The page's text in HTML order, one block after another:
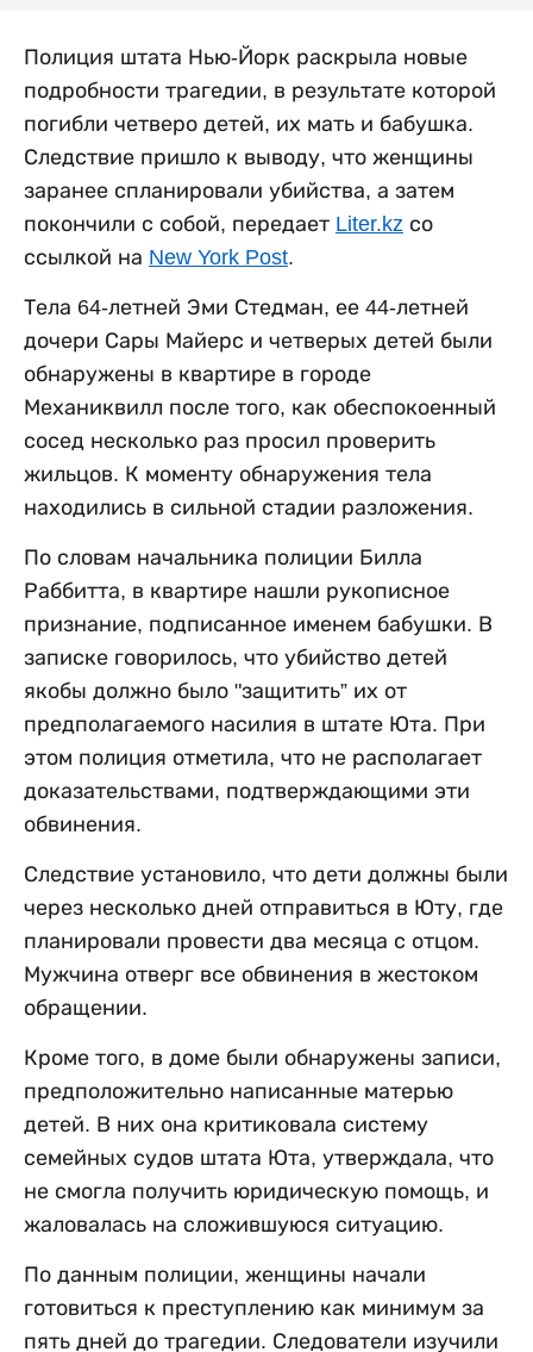
Полиция штата Нью-Йорк раскрыла новые
подробности трагедии, в результате которой
погибли четверо детей, их мать и бабушка.
Следствие пришло к выводу, что женщины
заранее спланировали убийства, а затем
покончили с собой, передает Liter.kz со
ссылкой на New York Post.
Тела 64-летней Эми Стедман, ее 44-летней
дочери Сары Майерс и четверых детей были
обнаружены в квартире в городе
Механиквилл после того, как обеспокоенный
сосед несколько раз просил проверить
жильцов. К моменту обнаружения тела
находились в сильной стадии разложения.
По словам начальника полиции Билла
Раббитта, в квартире нашли рукописное
признание, подписанное именем бабушки. В
записке говорилось, что убийство детей
якобы должно было "защитить” их от
предполагаемого насилия в штате Юта. При
этом полиция отметила, что не располагает
доказательствами, подтверждающими эти
обвинения.
Следствие установило, что дети должны были
через несколько дней отправиться в Юту, где
планировали провести два месяца с отцом.
Мужчина отверг все обвинения в жестоком
обращении.
Кроме того, в доме были обнаружены записи,
предположительно написанные матерью
детей. В них она критиковала систему
семейных судов штата Юта, утверждала, что
не смогла получить юридическую помощь, и
жаловалась на сложившуюся ситуацию.
По данным полиции, женщины начали
готовиться к преступлению как минимум за
пять дней до трагедии. Следователи изучили